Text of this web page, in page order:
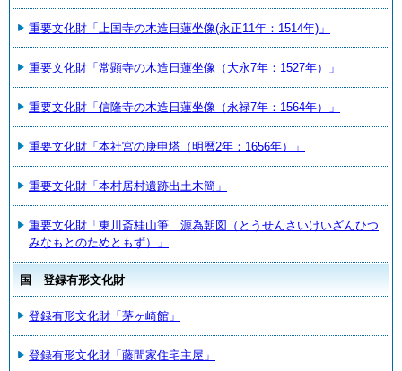
重要文化財「上国寺の木造日蓮坐像(永正11年：1514年)」
重要文化財「常顕寺の木造日蓮坐像（大永7年：1527年）」
重要文化財「信隆寺の木造日蓮坐像（永禄7年：1564年）」
重要文化財「本社宮の庚申塔（明暦2年：1656年）」
重要文化財「本村居村遺跡出土木簡」
重要文化財「東川斎桂山筆 源為朝図（とうせんさいけいざんひつ
みなもとのためともず）」
国 登録有形文化財
登録有形文化財「茅ヶ崎館」
登録有形文化財「藤間家住宅主屋」